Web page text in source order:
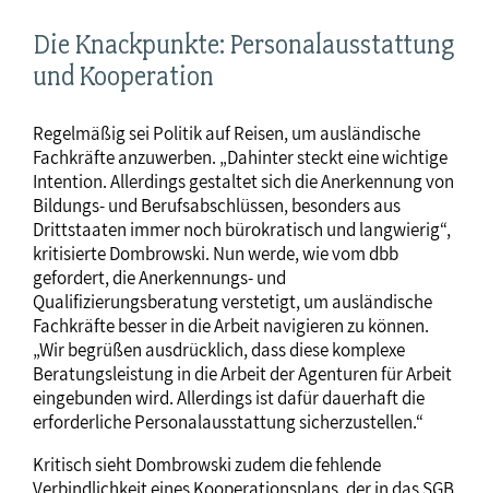
Die Knackpunkte: Personalausstattung
und Kooperation
Regelmäßig sei Politik auf Reisen, um ausländische
Fachkräfte anzuwerben. „Dahinter steckt eine wichtige
Intention. Allerdings gestaltet sich die Anerkennung von
Bildungs- und Berufsabschlüssen, besonders aus
Drittstaaten immer noch bürokratisch und langwierig“,
kritisierte Dombrowski. Nun werde, wie vom dbb
gefordert, die Anerkennungs- und
Qualifizierungsberatung verstetigt, um ausländische
Fachkräfte besser in die Arbeit navigieren zu können.
„Wir begrüßen ausdrücklich, dass diese komplexe
Beratungsleistung in die Arbeit der Agenturen für Arbeit
eingebunden wird. Allerdings ist dafür dauerhaft die
erforderliche Personalausstattung sicherzustellen.“
Kritisch sieht Dombrowski zudem die fehlende